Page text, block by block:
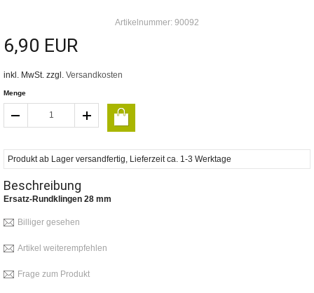
Artikelnummer: 90092
6,90 EUR
inkl. MwSt. zzgl. Versandkosten
Menge
Produkt ab Lager versandfertig, Lieferzeit ca. 1-3 Werktage
Beschreibung
Ersatz-Rundklingen 28 mm
Billiger gesehen
Artikel weiterempfehlen
Frage zum Produkt